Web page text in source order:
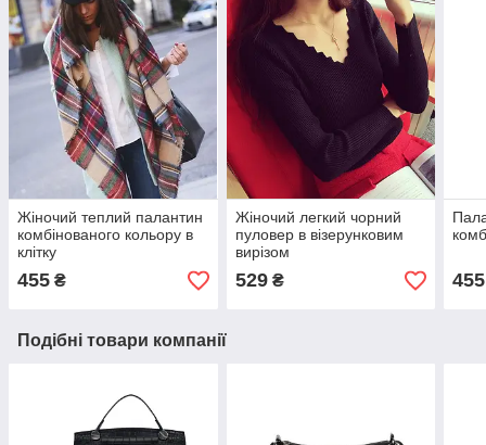
Жіночий теплий палантин
комбінованого кольору в
клітку
455 ₴
Жіночий легкий чорний
пуловер в візерунковим
вирізом
529₴ 455
Подібні товари компанії